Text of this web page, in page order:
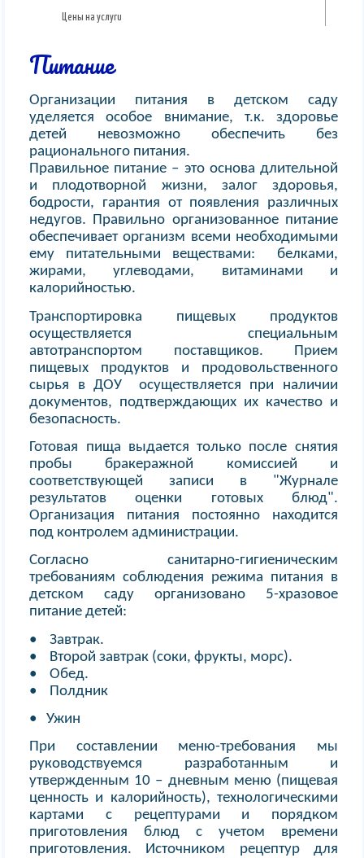
Цены на услуги
Питание
Организации питания в детском саду
уделяется особое внимание, т.к. здоровье
детей невозможно обеспечить без
рационального питания.
Правильное питание – это основа длительной
и плодотворной жизни, залог здоровья,
бодрости, гарантия от появления различных
недугов. Правильно организованное питание
обеспечивает организм всеми необходимыми
ему питательными веществами: белками,
жирами, углеводами, витаминами и
калорийностью.
Транспортировка пищевых продуктов
осуществляется специальным
автотранспортом поставщиков. Прием
пищевых продуктов и продовольственного
сырья в ДОУ осуществляется при наличии
документов, подтверждающих их качество и
безопасность.
Готовая пища выдается только после снятия
пробы бракеражной комиссией и
соответствующей записи в "Журнале
результатов оценки готовых блюд".
Организация питания постоянно находится
под контролем администрации.
Согласно санитарно-гигиеническим
требованиям соблюдения режима питания в
детском саду организовано 5-хразовое
питание детей:
• Завтрак.
• Второй завтрак (соки, фрукты, морс).
• Обед.
• Полдник
• Ужин
При составлении меню-требования мы
руководствуемся разработанным и
утвержденным 10 – дневным меню (пищевая
ценность и калорийность), технологическими
картами с рецептурами и порядком
приготовления блюд с учетом времени
приготовления. Источником рецептур для